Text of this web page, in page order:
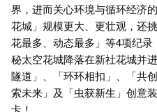
界，进而关心环境与循环经济
花城」规模更大、更壮观，还
花最多、动态最多」等4项纪
秘太空花城降落在新社花城并
隧道」、「环环相扣」、「共
索未来」及「虫获新生」创意
卡！